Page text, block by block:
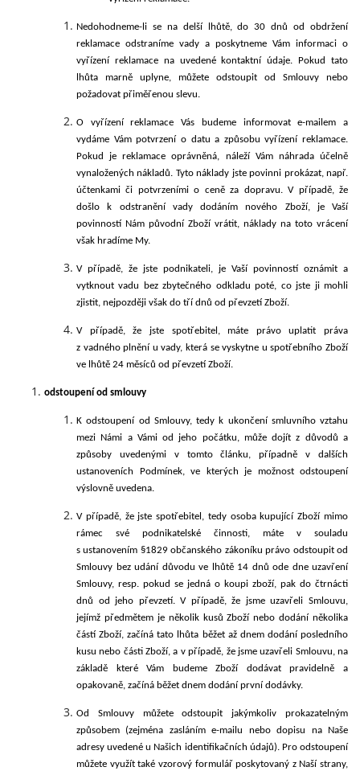
Nedohodneme-li se na delší lhůtě, do 30 dnů od obdržení
reklamace odstraníme vady a poskytneme Vám informaci o
vyřízení reklamace na uvedené kontaktní údaje. Pokud tato
lhůta marně uplyne, můžete odstoupit od Smlouvy nebo
požadovat přiměřenou slevu.
O vyřízení reklamace Vás budeme informovat e-mailem a
vydáme Vám potvrzení o datu a způsobu vyřízení reklamace.
Pokud je reklamace oprávněná, náleží Vám náhrada účelně
vynaložených nákladů. Tyto náklady jste povinni prokázat, např.
účtenkami či potvrzeními o ceně za dopravu. V případě, že
došlo k odstranění vady dodáním nového Zboží, je Vaší
povinností Nám původní Zboží vrátit, náklady na toto vrácení
však hradíme My.
V případě, že jste podnikateli, je Vaší povinností oznámit a
vytknout vadu bez zbytečného odkladu poté, co jste ji mohli
zjistit, nejpozději však do tří dnů od převzetí Zboží.
V případě, že jste spotřebitel, máte právo uplatit práva
z vadného plnění u vady, která se vyskytne u spotřebního Zboží
ve lhůtě 24 měsíců od převzetí Zboží.
odstoupení od smlouvy
K odstoupení od Smlouvy, tedy k ukončení smluvního vztahu
mezi Námi a Vámi od jeho počátku, může dojít z důvodů a
způsoby uvedenými v tomto článku, případně v dalších
ustanoveních Podmínek, ve kterých je možnost odstoupení
výslovně uvedena.
V případě, že jste spotřebitel, tedy osoba kupující Zboží mimo
rámec své podnikatelské činnosti, máte v souladu
s ustanovením §1829 občanského zákoníku právo odstoupit od
Smlouvy bez udání důvodu ve lhůtě 14 dnů ode dne uzavření
Smlouvy, resp. pokud se jedná o koupi zboží, pak do čtrnácti
dnů od jeho převzetí. V případě, že jsme uzavřeli Smlouvu,
jejímž předmětem je několik kusů Zboží nebo dodání několika
částí Zboží, začíná tato lhůta běžet až dnem dodání posledního
kusu nebo části Zboží, a v případě, že jsme uzavřeli Smlouvu, na
základě které Vám budeme Zboží dodávat pravidelně a
opakovaně, začíná běžet dnem dodání první dodávky.
Od Smlouvy můžete odstoupit jakýmkoliv prokazatelným
způsobem (zejména zasláním e-mailu nebo dopisu na Naše
adresy uvedené u Našich identifikačních údajů). Pro odstoupení
můžete využít také vzorový formulář poskytovaný z Naší strany,